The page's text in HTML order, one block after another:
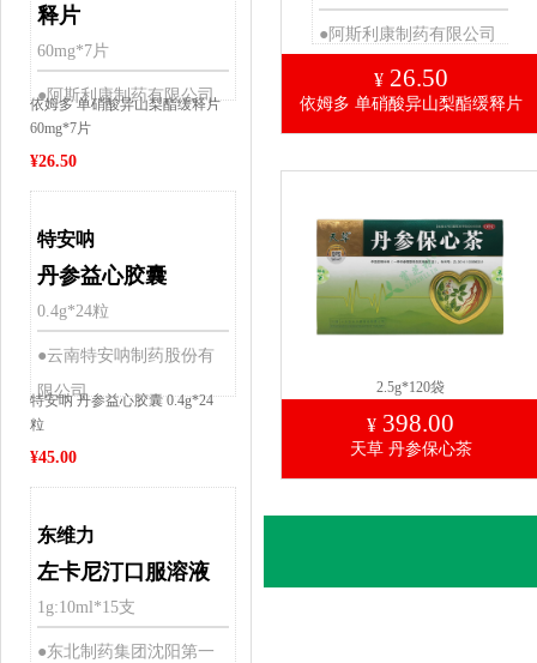
释片
60mg*7片
●阿斯利康制药有限公司
依姆多 单硝酸异山梨酯缓释片
60mg*7片
¥26.50
特安呐
丹参益心胶囊
0.4g*24粒
●云南特安呐制药股份有
限公司
特安呐 丹参益心胶囊 0.4g*24
粒
¥45.00
东维力
左卡尼汀口服溶液
1g:10ml*15支
●东北制药集团沈阳第一
●阿斯利康制药有限公司
¥ 26.50
依姆多 单硝酸异山梨酯缓释片
2.5g*120袋
¥ 398.00
天草 丹参保心茶